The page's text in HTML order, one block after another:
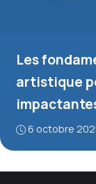
Les
artistique
6 octobre